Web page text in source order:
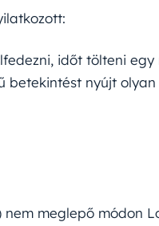
időt tölteni egy
nyújt olyan
meglepő módon